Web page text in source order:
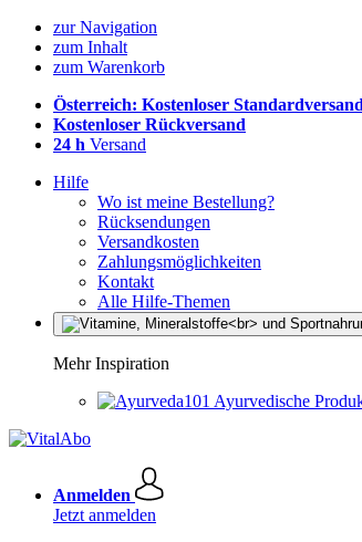
zur Navigation
zum Inhalt
zum Warenkorb
Österreich: Kostenloser Standardversand
Kostenloser Rückversand
24 h Versand
Hilfe
Wo ist meine Bestellung?
Rücksendungen
Versandkosten
Zahlungsmöglichkeiten
Kontakt
Alle Hilfe-Themen
Mehr Inspiration
Ayurvedische
Anmelden
Jetzt anmelden